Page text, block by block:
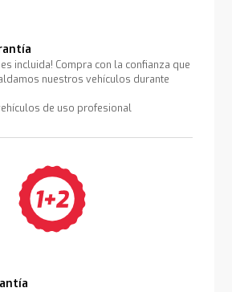
incluida! Compra con la confianza que
nuestros vehículos durante
de uso profesional